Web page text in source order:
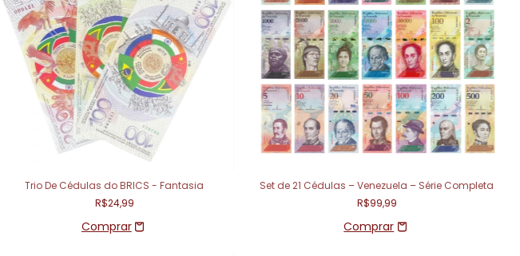
Trio De Cédulas do BRICS - Fantasia
R$24,99
Set de 21 Cédulas – Venezuela – Série Completa
R$99,99